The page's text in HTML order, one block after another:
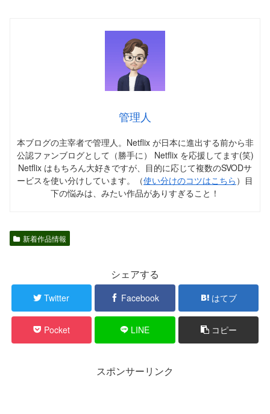
管理人
本ブログの主宰者で管理人。Netflix が日本に進出する前から非
公認ファンブログとして（勝手に） Netflix を応援してます(笑)
Netflix はもちろん大好きですが、目的に応じて複数のSVODサ
ービスを使い分けしています。（使い分けのコツはこちら ）目
下の悩みは、みたい作品がありすぎること！
新着作品情報
シェアする
Twitter Facebook はてブ
Pocket LINE コピー
スポンサーリンク